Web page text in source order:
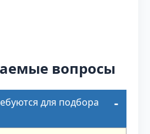
вопросы
для подбора